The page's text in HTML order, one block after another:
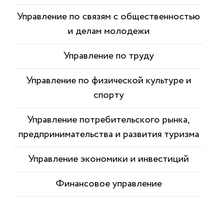
Управление по связям с общественностью
и делам молодежи
Управление по труду
Управление по физической культуре и
спорту
Управление потребительского рынка,
предпринимательства и развития туризма
Управление экономики и инвестиций
Финансовое управление